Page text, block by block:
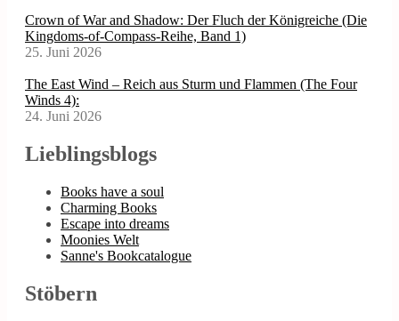
Crown of War and Shadow: Der Fluch der Königreiche (Die
Kingdoms-of-Compass-Reihe, Band 1)
25. Juni 2026
The East Wind – Reich aus Sturm und Flammen (The Four
Winds 4):
24. Juni 2026
Lieblingsblogs
Books have a soul
Charming Books
Escape into dreams
Moonies Welt
Sanne's Bookcatalogue
Stöbern